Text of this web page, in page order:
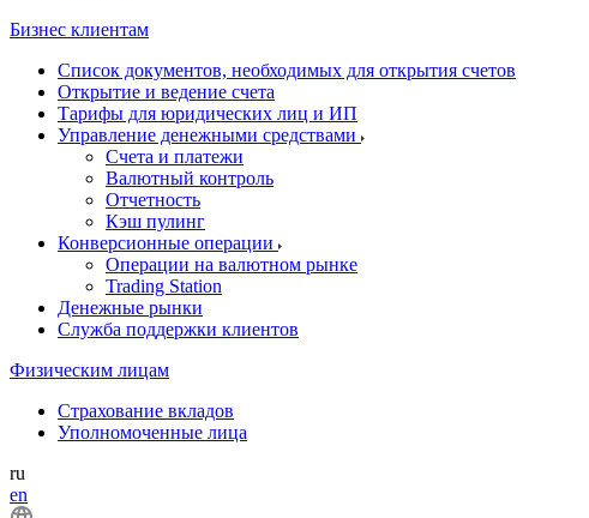
Бизнес клиентам
Список документов, необходимых для открытия счетов
Открытие и ведение счета
Тарифы для юридических лиц и ИП
Управление денежными средствами
Счета и платежи
Валютный контроль
Отчетность
Кэш пулинг
Конверсионные операции
Операции на валютном рынке
Trading Station
Денежные рынки
Служба поддержки клиентов
Физическим лицам
Страхование вкладов
Уполномоченные лица
ru
en